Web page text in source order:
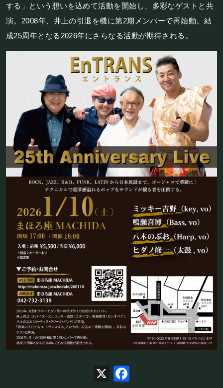
FOOD&DRINK
フード&ドリンク
PRIVATE
貸切パーティー・ホールレンタル
BOOKING
ライブ出演について
採用情報
よくある質問
プライバシーポリシー
キャンセルポリシー
お問い合わせ
©Mahoroza. All Rights Reserved.
する」という想いを込めて活動を開始し、多彩なゲストと共
演。2008年、井上の引退を機に第2期メンバーで再始動。結
成25周年となる2026年にさらなる活動が期待される。
X